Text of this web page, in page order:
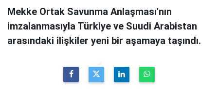
Mekke Ortak Savunma Anlaşması'nın
imzalanmasıyla Türkiye ve Suudi Arabistan
arasındaki ilişkiler yeni bir aşamaya taşındı.